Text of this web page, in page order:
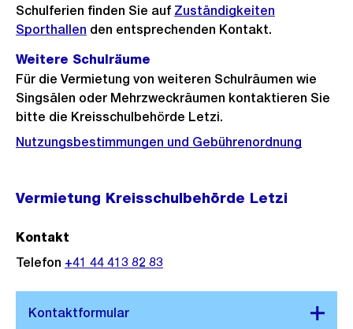
Schulferien finden Sie auf Zuständigkeiten
Sporthallen den entsprechenden Kontakt.
Weitere Schulräume
Für die Vermietung von weiteren Schulräumen wie
Singsälen oder Mehrzweckräumen kontaktieren Sie
bitte die Kreisschulbehörde Letzi.
Nutzungsbestimmungen und Gebührenordnung
Vermietung Kreisschulbehörde Letzi
Kontakt
Telefon +41 44 413 82 83